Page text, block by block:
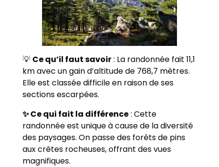
💡 Ce qu’il faut savoir: La randonnée fait 11,1
km avec un gain d’altitude de 768,7 mètres.
Elle est classée difficile en raison de ses
sections escarpées.
✨ Ce qui fait la différence: Cette
randonnée est unique à cause de la diversité
des paysages. On passe des forêts de pins
aux crêtes rocheuses, offrant des vues
magnifiques.